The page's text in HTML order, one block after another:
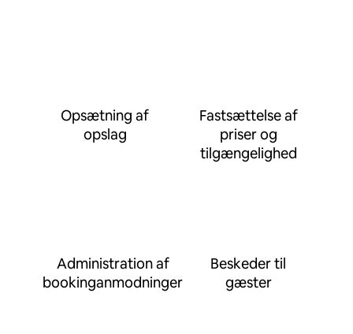
Opsætning af
opslag
Fastsættelse af
priser og
tilgængelighed
Administration af
bookinganmodninger
Beskeder til
gæster